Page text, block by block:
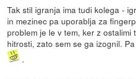
Tak stil igranja ima tudi kolega -
in mezinec pa uporablja za
problem je le v tem, ker z
hitrosti, zato sem se ga izognil.
.